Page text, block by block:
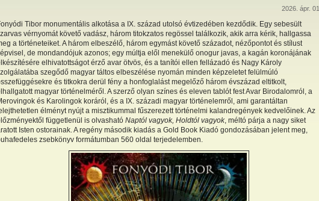
2026. ápr. 01.
Tibor monumentális alkotása a IX. század utolsó évtizedében kezdődik. Egy sebesült
vérnyomát követő vadász, három titokzatos regössel találkozik, akik arra kérik, hallgassa
a történeteiket. A három elbeszélő, három egymást követő századot, nézőpontot és stílust
de mondandójuk azonos; egy múltja elől menekülő onogur javas, a kagán koronájának
elhivatottságot érző avar ötvös, és a tanítói ellen fellázadó és Nagy Károly
szegődő magyar táltos elbeszélése nyomán minden képzeletet felülmúló
és titkokra derül fény a honfoglalást megelőző három évszázad eltitkolt,
magyar történelméről. A szerző olyan színes és eleven tablót fest Avar Birodalomról, a
és Karolingok koráról, és a IX. századi magyar történelemről, ami garantáltan
élményt nyújt a misztikummal fűszerezett történelmi kalandregények kedvelőinek. Az
függetlenül is olvasható Naptól vagyok, Holdtól vagyok, méltó párja a nagy siket
Isten ostorainak. A regény második kiadás a Gold Book Kiadó gondozásában jelent meg,
zsebkönyv formátumban 560 oldal terjedelemben.